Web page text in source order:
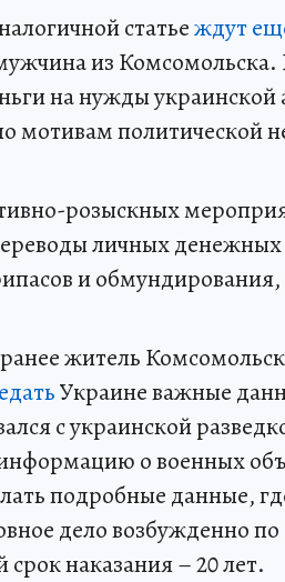
статьеждут
из
на нужды
мотивам политической
розыскных
личных
и
житель
Украине важные
с украинской
о военных
подробные данные,
дело возбужденно по
наказания – 20 лет.